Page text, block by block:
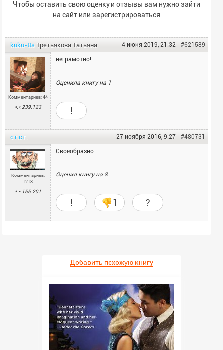
Чтобы оставить свою оценку и отзывы вам нужно зайти
на сайт или зарегистрироваться
kuku-tts Третьякова Татьяна #621589
4 июня 2019, 21:32
Комментариев: 44
*.*.239.123
неграмотно!
Оценила книгу на 1
!
ст.ст. #480731
27 ноября 2016, 9:27
Комментариев:
1218
*.*.155.201
Своеобразно....
Оценил книгу на 8
! 1 ?
Добавить похожую книгу